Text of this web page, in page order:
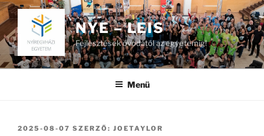
Tartalomhoz
NYE – LEIS
Fejlesztések óvodától az egyetemig!
Menü
BEKÜLDVE:
2025-08-07 SZERZŐ: JOETAYLOR